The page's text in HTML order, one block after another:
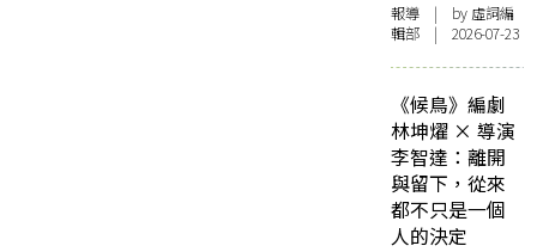
報導 | by 虛詞編
輯部 | 2026-07-23
《候鳥》編劇
林坤燿 × 導演
李智達：離開
與留下，從來
都不只是一個
人的決定